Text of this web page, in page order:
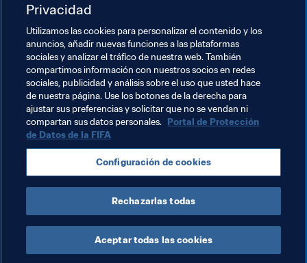
Derechos humanos y lucha
contra la discriminación
Salud y atención médica
Iniciativas educativas
TÉRMINOS DE SERVICIO
PORTAL DE PROTECCIÓN DE DATOS DE LA FIFA
DESCÁRGALO
CONFIGURACIÓN DE COOKIES
Copyright © 1994 - 2025 FIFA. Reservados todos los derechos.
Cookie Settings
Privacidad
Utilizamos las cookies para personalizar el contenido y los
anuncios, añadir nuevas funciones a las plataformas
sociales y analizar el tráfico de nuestra web. También
compartimos información con nuestros socios en redes
sociales, publicidad y análisis sobre el uso que usted hace
de nuestra página. Use los botones de la derecha para
ajustar sus preferencias y solicitar que no se vendan ni
compartan sus datos personales. Portal de Protección
de Datos de la FIFA
Configuración de cookies
Rechazarlas todas
Aceptar todas las cookies